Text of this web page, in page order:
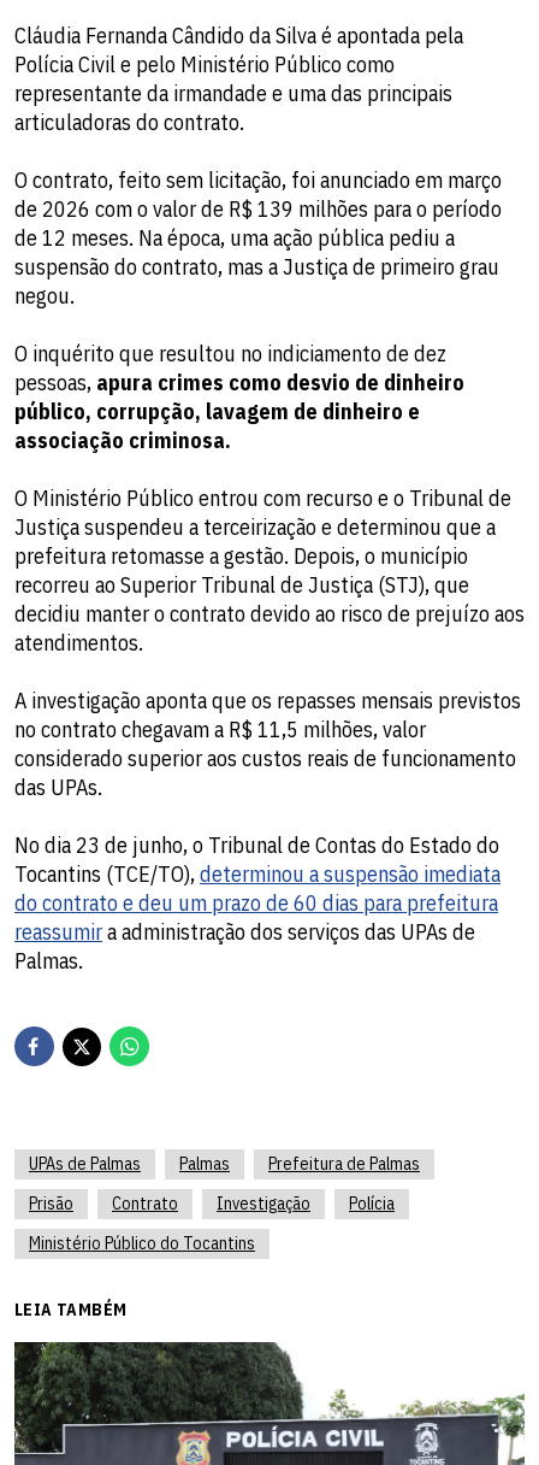
Cláudia Fernanda Cândido da Silva é apontada pela
Polícia Civil e pelo Ministério Público como
representante da irmandade e uma das principais
articuladoras do contrato.
O contrato, feito sem licitação, foi anunciado em março
de 2026 com o valor de R$ 139 milhões para o período
de 12 meses. Na época, uma ação pública pediu a
suspensão do contrato, mas a Justiça de primeiro grau
negou.
O inquérito que resultou no indiciamento de dez
pessoas, apura crimes como desvio de dinheiro
público, corrupção, lavagem de dinheiro e
associação criminosa.
O Ministério Público entrou com recurso e o Tribunal de
Justiça suspendeu a terceirização e determinou que a
prefeitura retomasse a gestão. Depois, o município
recorreu ao Superior Tribunal de Justiça (STJ), que
decidiu manter o contrato devido ao risco de prejuízo aos
atendimentos.
A investigação aponta que os repasses mensais previstos
no contrato chegavam a R$ 11,5 milhões, valor
considerado superior aos custos reais de funcionamento
das UPAs.
No dia 23 de junho, o Tribunal de Contas do Estado do
Tocantins (TCE/TO),determinou a suspensão imediata
do contrato e deu um prazo de 60 dias para prefeitura
reassumira administração dos serviços das UPAs de
Palmas.
UPAs de Palmas Palmas
Prefeitura de Palmas
Prisão
Contrato Investigação
Polícia
Ministério Público do Tocantins
LEIA TAMBÉM